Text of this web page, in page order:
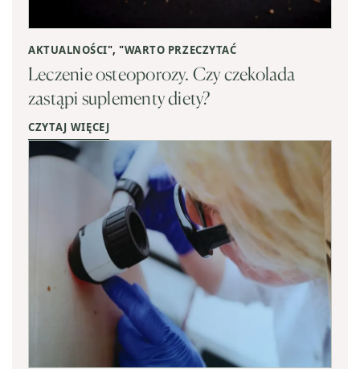
AKTUALNOŚCI", "WARTO PRZECZYTAĆ
Leczenie osteoporozy. Czy czekolada
zastąpi suplementy diety?
CZYTAJ WIĘCEJ